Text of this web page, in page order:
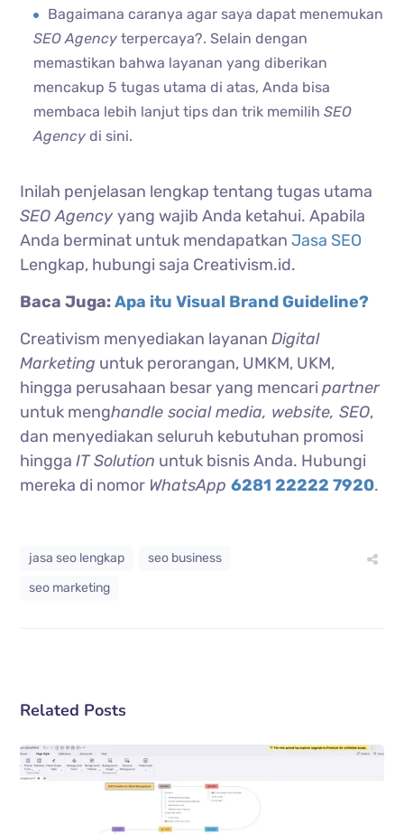
Bagaimana caranya agar saya dapat menemukan
SEO Agencyterpercaya?. Selain dengan
memastikan bahwa layanan yang diberikan
mencakup 5 tugas utama di atas, Anda bisa
membaca lebih lanjut tips dan trik memilihSEO
Agencydi sini.
Inilah penjelasan lengkap tentang tugas utama
SEO Agencyyang wajib Anda ketahui. Apabila
Anda berminat untuk mendapatkanJasa SEO
Lengkap, hubungi saja Creativism.id.
Baca Juga:Apa itu Visual Brand Guideline?
Creativism menyediakan layananDigital
Marketing untuk perorangan, UMKM, UKM,
hingga perusahaan besar yang mencaripartner
untuk menghandle social media, website, SEO,
dan menyediakan seluruh kebutuhan promosi
hinggaIT Solution untuk bisnis Anda. Hubungi
mereka di nomor WhatsApp6281 22222 7920.
jasa seo lengkap
seo business
seo marketing
Related Posts